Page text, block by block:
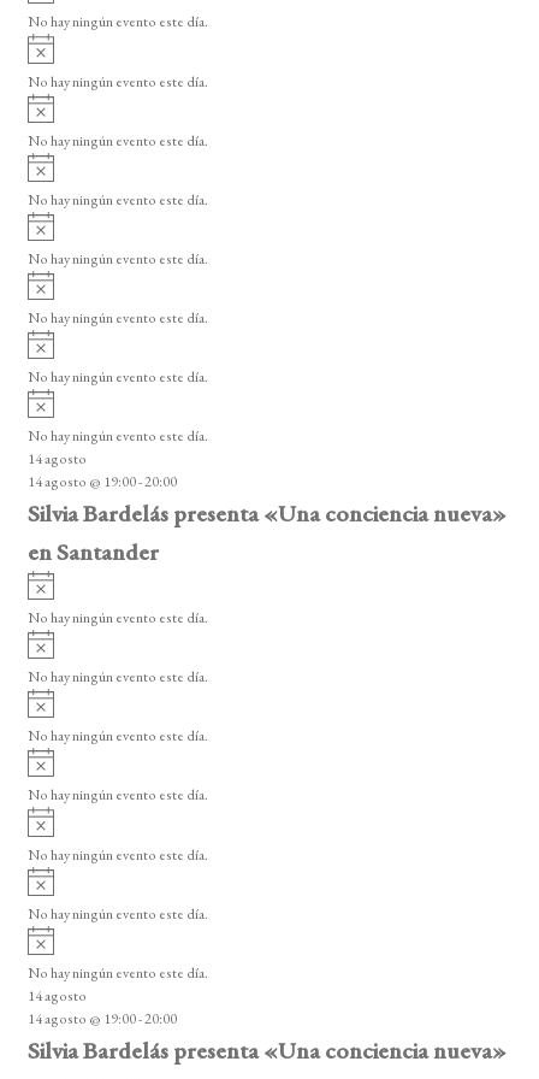
d
e
E
v
e
n
t
o
s
o
v
i
o
No hay ningún evento este día.
A
v
i
o
No hay ningún evento este día.
A
v
i
o
No hay ningún evento este día.
A
v
i
o
No hay ningún evento este día.
A
v
i
o
No hay ningún evento este día.
A
v
i
o
No hay ningún evento este día.
A
v
i
o
No hay ningún evento este día.
A
v
i
s
o
No hay ningún evento este día.
14 agosto
14 agosto @ 19:00-20:00
Silvia Bardelás presenta «Una conciencia nueva»
en Santander
A
v
i
o
No hay ningún evento este día.
A
v
i
o
No hay ningún evento este día.
A
v
i
o
No hay ningún evento este día.
A
v
i
o
No hay ningún evento este día.
A
v
i
o
No hay ningún evento este día.
A
v
i
o
No hay ningún evento este día.
A
v
i
s
o
No hay ningún evento este día.
14 agosto
14 agosto @ 19:00-20:00
Silvia Bardelás presenta «Una conciencia nueva»